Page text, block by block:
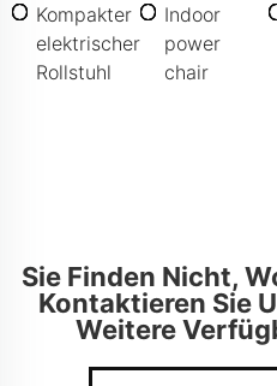
Kompakter
elektrischer
Rollstuhl
Indoor
power
chair
Sie Finden Nicht,
Kontaktieren Sie
Weitere